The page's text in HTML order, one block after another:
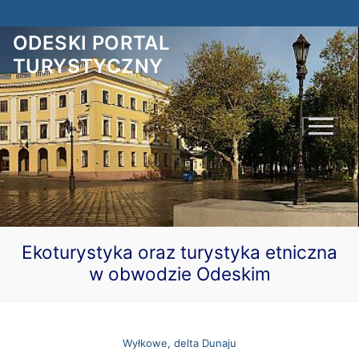
do
treści
ODESKI PORTAL
TURYSTYCZNY
Ekoturystyka oraz turystyka etniczna
w obwodzie Odeskim
Wyłkowe, delta Dunaju